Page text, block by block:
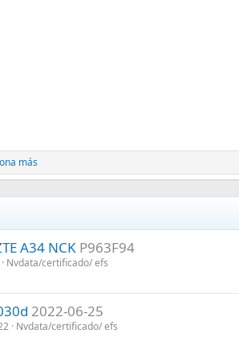
más
A34 NCK P963F94
Nvdata/certificado/ efs
2022-06-25
Nvdata/certificado/ efs